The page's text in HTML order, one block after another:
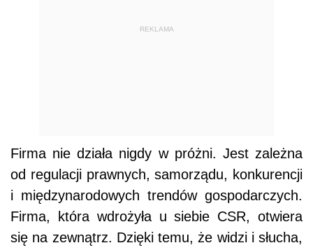
REKLAMA
Firma nie działa nigdy w próżni. Jest zależna
od regulacji prawnych, samorządu, konkurencji
i międzynarodowych trendów gospodarczych.
Firma, która wdrożyła u siebie CSR, otwiera
się na zewnątrz. Dzięki temu, że widzi i słucha,